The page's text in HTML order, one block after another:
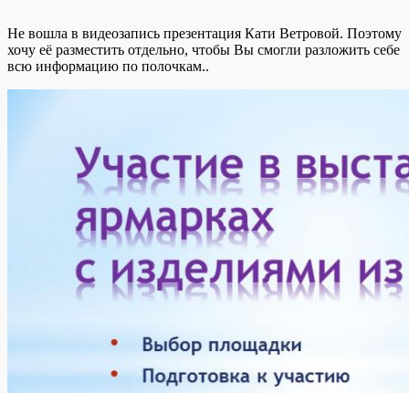
Не вошла в видеозапись презентация Кати Ветровой. Поэтому
хочу её разместить отдельно, чтобы Вы смогли разложить себе
всю информацию по полочкам..